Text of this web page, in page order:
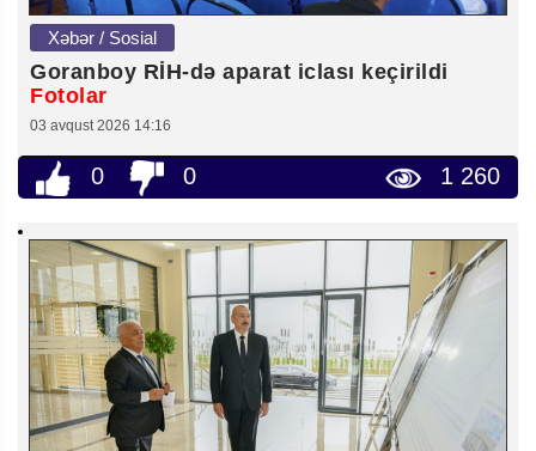
Xəbər / Sosial
Goranboy RİH-də aparat iclası keçirildi
Fotolar
03 avqust 2026 14:16
0 0 1 260